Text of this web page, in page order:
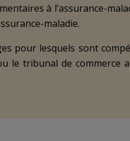
à l’assurance-
maladie.
pour lesquels sont
le tribunal de commerce